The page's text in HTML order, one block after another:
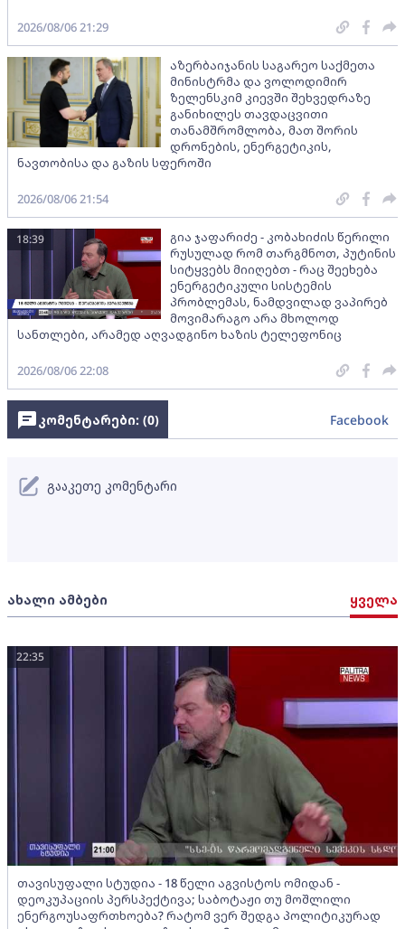
2026/08/06 21:29
აზერბაიჯანის საგარეო საქმეთა
მინისტრმა და ვოლოდიმირ
ზელენსკიმ კიევში შეხვედრაზე
განიხილეს თავდაცვითი
თანამშრომლობა, მათ შორის
დრონების, ენერგეტიკის,
ნავთობისა და გაზის სფეროში
2026/08/06 21:54
გია ჯაფარიძე - კობახიძის წერილი
რუსულად რომ თარგმნოთ, პუტინის
სიტყვებს მიიღებთ - რაც შეეხება
ენერგეტიკული სისტემის
პრობლემას, ნამდვილად ვაპირებ
მოვიმარაგო არა მხოლოდ
სანთლები, არამედ აღვადგინო ხაზის ტელეფონიც
18:39
2026/08/06 22:08
ახალი ამბები ყველა
თავისუფალი სტუდია - 18 წელი აგვისტოს ომიდან -
დეოკუპაციის პერსპექტივა; საბოტაჟი თუ მოშლილი
ენერგოუსაფრთხოება? რატომ ვერ შედგა პოლიტიკურად
22:35
კომენტარები: (0) Facebook
გააკეთე კომენტარი